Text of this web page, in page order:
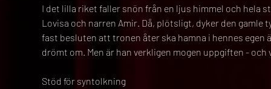
I det lilla riket faller snön från en ljus himmel och
Lovisa och narren Amir. Då, plötsligt, dyker den
fast besluten att tronen åter ska hamna i hennes
drömt om. Men är han verkligen mogen uppgiften -
Stöd för syntolkning